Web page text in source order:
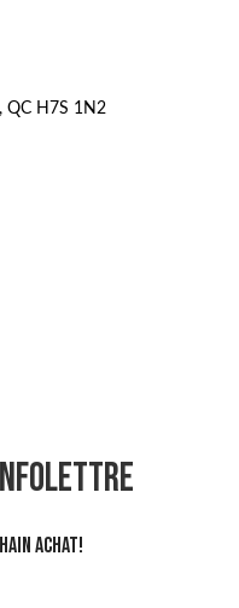
QC H7S 1N2
achat!